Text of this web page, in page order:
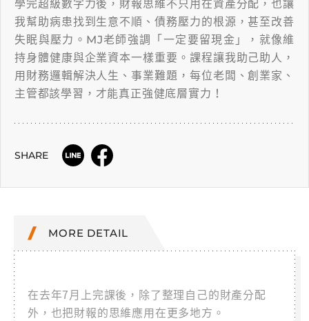
學完超級數字力後，財報思維不只用在資產分配，也讓
我幫助病患找到生意不順、債務壓力的根源，甚至改善
失眠與壓力。MJ老師強調「一定要留現金」，就像維
持身體健康與企業資本一樣重要。課程讓我助己助人，
用財務邏輯解決人生、事業難題，每位老闆、創業家、
主管都該學習，才能真正強健底層實力！
SHARE
MORE DETAIL
在去年7月上完課後，除了整理自己的財產分配
外，也把財報的思維應用在更多地方。